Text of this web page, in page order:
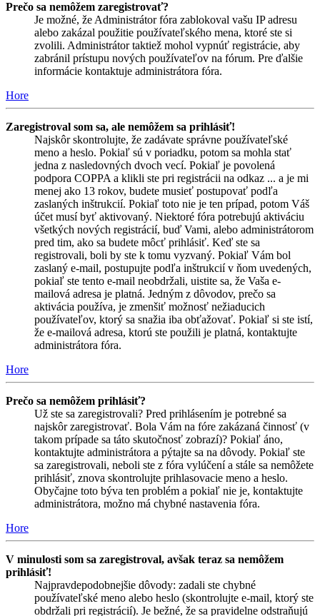
Prečo sa nemôžem zaregistrovať?
Je možné, že Administrátor fóra zablokoval vašu IP adresu
alebo zakázal použitie používateľského mena, ktoré ste si
zvolili. Administrátor taktiež mohol vypnúť registrácie, aby
zabránil prístupu nových používateľov na fórum. Pre ďalšie
informácie kontaktuje administrátora fóra.
Hore
Zaregistroval som sa, ale nemôžem sa prihlásiť!
Najskôr skontrolujte, že zadávate správne používateľské
meno a heslo. Pokiaľ sú v poriadku, potom sa mohla stať
jedna z nasledovných dvoch vecí. Pokiaľ je povolená
podpora COPPA a klikli ste pri registrácii na odkaz ... a je mi
menej ako 13 rokov, budete musieť postupovať podľa
zaslaných inštrukcií. Pokiaľ toto nie je ten prípad, potom Váš
účet musí byť aktivovaný. Niektoré fóra potrebujú aktiváciu
všetkých nových registrácií, buď Vami, alebo administrátorom
pred tim, ako sa budete môcť prihlásiť. Keď ste sa
registrovali, boli by ste k tomu vyzvaný. Pokiaľ Vám bol
zaslaný e-mail, postupujte podľa inštrukcií v ňom uvedených,
pokiaľ ste tento e-mail neobdržali, uistite sa, že Vaša e-
mailová adresa je platná. Jedným z dôvodov, prečo sa
aktivácia používa, je zmenšiť možnosť nežiaducich
používateľov, ktorý sa snažia iba obťažovať. Pokiaľ si ste istí,
že e-mailová adresa, ktorú ste použili je platná, kontaktujte
administrátora fóra.
Hore
Prečo sa nemôžem prihlásiť?
Už ste sa zaregistrovali? Pred prihlásením je potrebné sa
najskôr zaregistrovať. Bola Vám na fóre zakázaná činnosť (v
takom prípade sa táto skutočnosť zobrazí)? Pokiaľ áno,
kontaktujte administrátora a pýtajte sa na dôvody. Pokiaľ ste
sa zaregistrovali, neboli ste z fóra vylúčení a stále sa nemôžete
prihlásiť, znova skontrolujte prihlasovacie meno a heslo.
Obyčajne toto býva ten problém a pokiaľ nie je, kontaktujte
administrátora, možno má chybné nastavenia fóra.
Hore
V minulosti som sa zaregistroval, avšak teraz sa nemôžem
prihlásiť!
Najpravdepodobnejšie dôvody: zadali ste chybné
používateľské meno alebo heslo (skontrolujte e-mail, ktorý ste
obdržali pri registrácií). Je bežné, že sa pravidelne odstraňujú